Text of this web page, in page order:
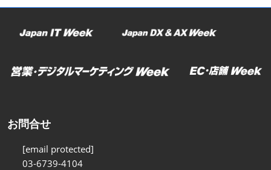
お問合せ
[email protected]
03-6739-4104